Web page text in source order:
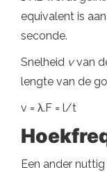
equivalent is
seconde.
Snelheid vvan
lengte van de
v = λ.F = l/t
Een ander